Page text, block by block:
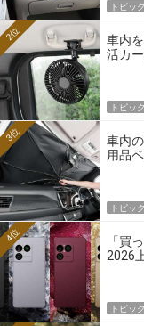
トピッ
車内
活カ
2位
トピッ
車内
用品
3位
トピッ
「買
2026
4位
トピッ